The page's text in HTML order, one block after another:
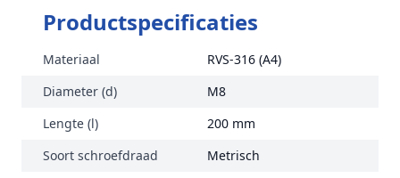
Productspecificaties
Materiaal
RVS-316 (A4)
Diameter (d)
M8
Lengte (l)
200 mm
Soort schroefdraad
Metrisch